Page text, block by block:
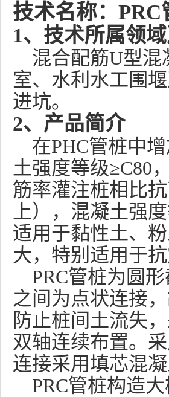
技术名称：PRC
1、技术所属领
混合配筋U型
室、水利水工围
进坑。
2、产品简介
在PHC管桩中
土强度等级≥C80
筋率灌注桩相比
上），混凝土强
适用于黏性土、
大，特别适用于
PRC管桩为圆
之间为点状连接
防止桩间土流失
双轴连续布置。
连接采用填芯混
PRC管桩构造